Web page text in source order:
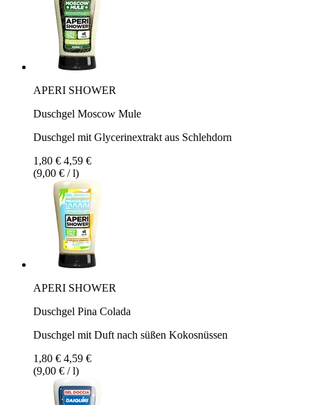
APERI SHOWER
Duschgel Moscow Mule
Duschgel mit Glycerinextrakt aus Schlehdorn
1,80 € 4,59 €
(9,00 € / l)
APERI SHOWER
Duschgel Pina Colada
Duschgel mit Duft nach süßen Kokosnüssen
1,80 € 4,59 €
(9,00 € / l)